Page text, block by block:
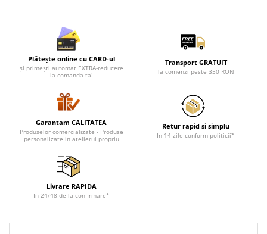
Plătește online cu CARD-ul
și primești automat EXTRA-reducere
la comanda ta!
Transport GRATUIT
la comenzi peste 350 RON
Garantam CALITATEA
Produselor comercializate - Produse
personalizate in atelierul propriu
Retur rapid si simplu
In 14 zile conform politicii*
Livrare RAPIDA
In 24/48 de la confirmare*